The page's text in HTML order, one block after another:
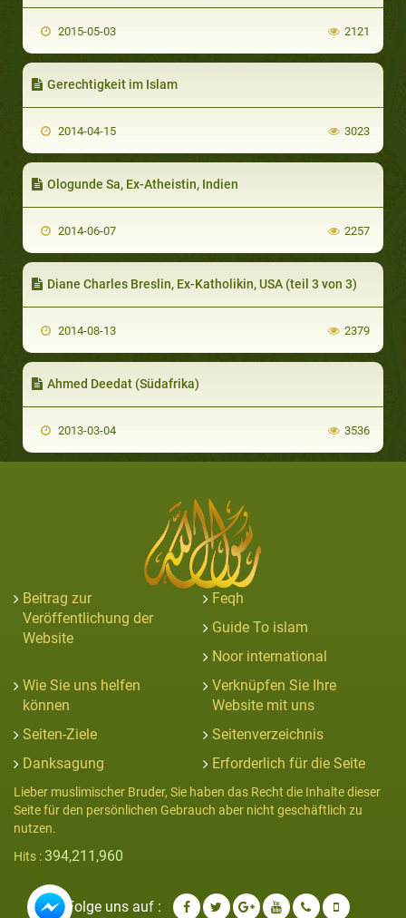
2015-05-03 2121
Gerechtigkeit im Islam
2014-04-15 3023
Ologunde Sa, Ex-Atheistin, Indien
2014-06-07 2257
Diane Charles Breslin, Ex-Katholikin, USA (teil 3 von 3)
2014-08-13 2379
Ahmed Deedat (Südafrika)
2013-03-04 3536
Beitrag zur
Veröffentlichung der
Website
Feqh
Guide To islam
Noor international
Wie Sie uns helfen
können
Verknüpfen Sie Ihre
Website mit uns
Seiten-Ziele
Seitenverzeichnis
Danksagung
Erforderlich für die Seite
Lieber muslimischer Bruder, Sie haben das Recht die Inhalte dieser
Seite für den persönlichen Gebrauch aber nicht geschäftlich zu
nutzen.
Hits : 394,211,960
Folge uns auf :